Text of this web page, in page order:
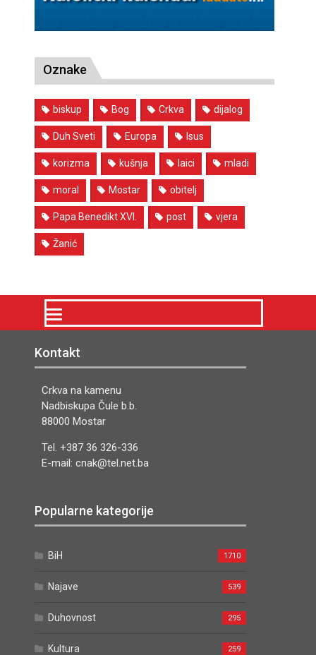
Oznake
biskup Bog Crkva dijalog
Duh Sveti Europa Isus
korizma kušnja laici mladi
moral Mostar obitelj
Papa Benedikt XVI. post vjera
Žanić
Kontakt
Crkva na kamenu
Nadbiskupa Čule b.b.
88000 Mostar
Tel. +387 36 326-336
E-mail: cnak@tel.net.ba
Popularne kategorije
BiH 1710
Najave 539
Duhovnost 295
Kultura 259